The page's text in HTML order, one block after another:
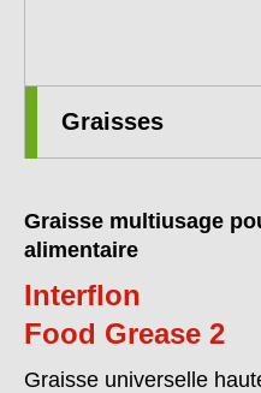
Graisses
Graisse multiusage
alimentaire
Interflon
Food Grease 2
Graisse universelle